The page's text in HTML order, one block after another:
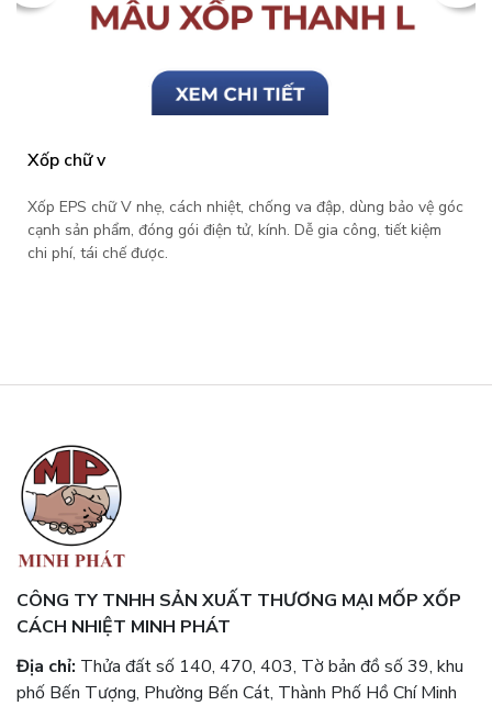
v
chữ V nhẹ, cách nhiệt, chống va đập, dùng bảo vệ góc
phẩm, đóng gói điện tử, kính. Dễ gia công, tiết kiệm
tái chế được.
Xốp
cạnh
CÔNG TY TNHH SẢN XUẤT THƯƠNG MẠI MỐP XỐP
CÁCH NHIỆT MINH PHÁT
Địa chỉ: Thửa đất số 140, 470, 403, Tờ bản đồ số 39, khu
phố Bến Tượng, Phường Bến Cát, Thành Phố Hồ Chí Minh